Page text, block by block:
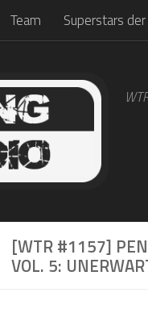
Team Superstars
[WTR #1157]
VOL. 5: